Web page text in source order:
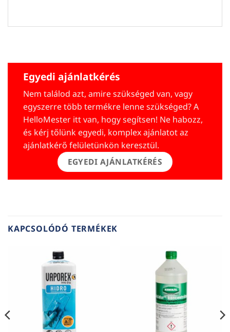
Egyedi ajánlatkérés
Nem találod azt, amire szükséged van, vagy
egyszerre több termékre lenne szükséged? A
HelloMester itt van, hogy segítsen! Ne habozz,
és kérj tőlünk egyedi, komplex ajánlatot az
ajánlatkérő felületünkön keresztül.
EGYEDI AJÁNLATKÉRÉS
KAPCSOLÓDÓ TERMÉKEK